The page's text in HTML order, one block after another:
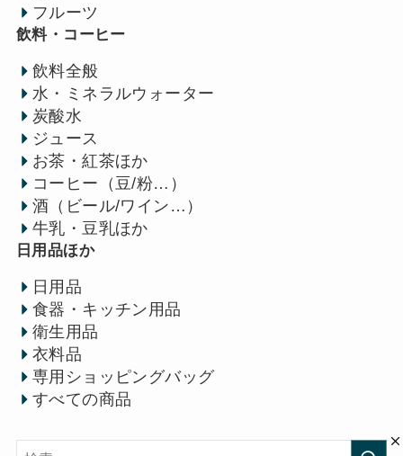
フルーツ
飲料・コーヒー
飲料全般
水・ミネラルウォーター
炭酸水
ジュース
お茶・紅茶ほか
コーヒー（豆/粉…）
酒（ビール/ワイン…）
牛乳・豆乳ほか
日用品ほか
日用品
食器・キッチン用品
衛生用品
衣料品
専用ショッピングバッグ
すべての商品